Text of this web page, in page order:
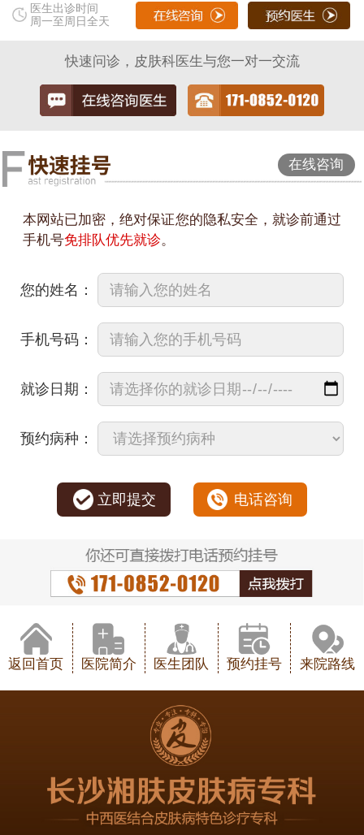
医生出诊时间
周一至周日全天
快速问诊，皮肤科医生与您一对一交流
在线咨询
本网站已加密，绝对保证您的隐私安全，就诊前通过
手机号免排队优先就诊。
您的姓名：
手机号码：
就诊日期：
预约病种：
立即提交 电话咨询
返回首页 医院简介 医生团队 预约挂号 来院路线